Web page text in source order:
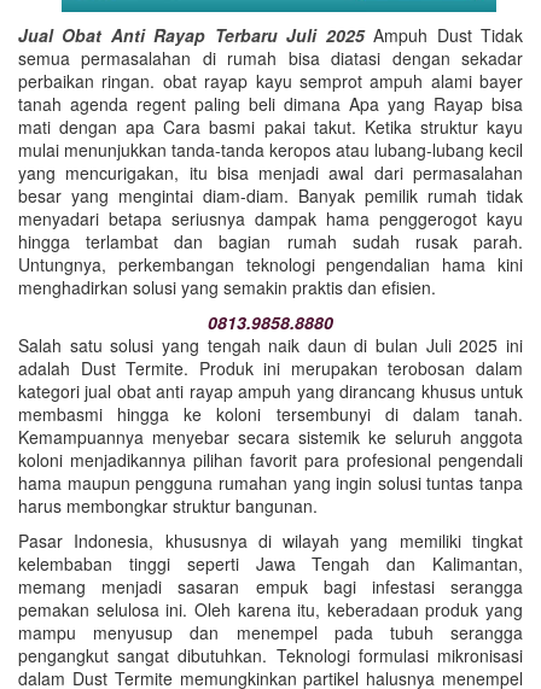
Jual Obat Anti Rayap Terbaru Juli 2025Ampuh Dust Tidak
semua permasalahan di rumah bisa diatasi dengan sekadar
perbaikan ringan. obat rayap kayu semprot ampuh alami bayer
tanah agenda regent paling beli dimana Apa yang Rayap bisa
mati dengan apa Cara basmi pakai takut. Ketika struktur kayu
mulai menunjukkan tanda-tanda keropos atau lubang-lubang kecil
yang mencurigakan, itu bisa menjadi awal dari permasalahan
besar yang mengintai diam-diam. Banyak pemilik rumah tidak
menyadari betapa seriusnya dampak hama penggerogot kayu
hingga terlambat dan bagian rumah sudah rusak parah.
Untungnya, perkembangan teknologi pengendalian hama kini
menghadirkan solusi yang semakin praktis dan efisien.
0813.9858.8880
Salah satu solusi yang tengah naik daun di bulan Juli 2025 ini
adalah Dust Termite. Produk ini merupakan terobosan dalam
kategori jual obat anti rayap ampuh yang dirancang khusus untuk
membasmi hingga ke koloni tersembunyi di dalam tanah.
Kemampuannya menyebar secara sistemik ke seluruh anggota
koloni menjadikannya pilihan favorit para profesional pengendali
hama maupun pengguna rumahan yang ingin solusi tuntas tanpa
harus membongkar struktur bangunan.
Pasar Indonesia, khususnya di wilayah yang memiliki tingkat
kelembaban tinggi seperti Jawa Tengah dan Kalimantan,
memang menjadi sasaran empuk bagi infestasi serangga
pemakan selulosa ini. Oleh karena itu, keberadaan produk yang
mampu menyusup dan menempel pada tubuh serangga
pengangkut sangat dibutuhkan. Teknologi formulasi mikronisasi
dalam Dust Termite memungkinkan partikel halusnya menempel